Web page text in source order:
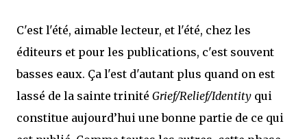
C'est l'été, aimable lecteur, et l'été, chez les
éditeurs et pour les publications, c'est souvent
basses eaux. Ça l'est d'autant plus quand on est
lassé de la sainte trinité Grief/Relief/Identity qui
constitue aujourd’hui une bonne partie de ce qui